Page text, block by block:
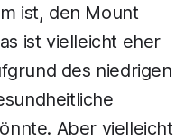
ist, den Mount
ist vielleicht eher
des niedrigen
Aber vielleicht